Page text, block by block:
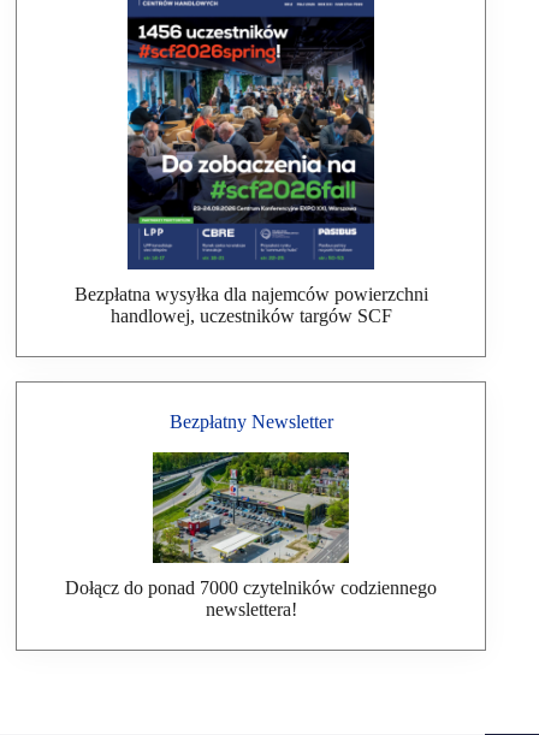
Bezpłatna wysyłka dla najemców powierzchni
handlowej, uczestników targów SCF
Bezpłatny Newsletter
Dołącz do ponad 7000 czytelników codziennego
newslettera!